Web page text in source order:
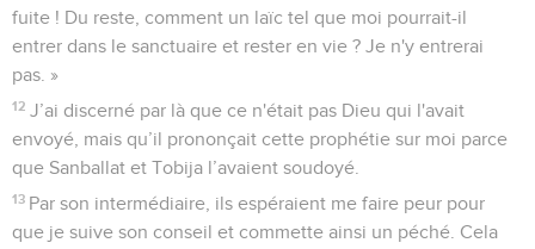
fuite ! Du reste, comment un laïc tel que moi pourrait-il
entrer dans le sanctuaire et rester en vie ? Je n'y entrerai
pas. »
12 J’ai discerné par là que ce n'était pas Dieu qui l'avait
envoyé, mais qu’il prononçait cette prophétie sur moi parce
que Sanballat et Tobija l’avaient soudoyé.
13 Par son intermédiaire, ils espéraient me faire peur pour
que je suive son conseil et commette ainsi un péché. Cela